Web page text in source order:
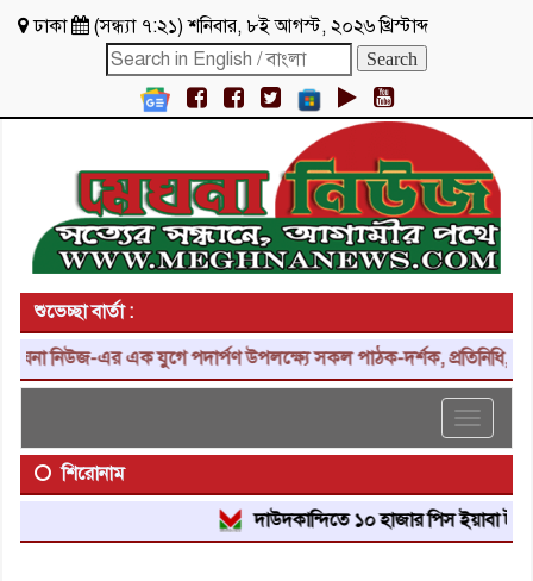
ঢাকা (সন্ধ্যা ৭:২১)শনিবার, ৮ই আগস্ট, ২০২৬ খ্রিস্টাব্দ
শুভেচ্ছা বার্তা :
নিউজ-এর এক যুগে পদার্পণ উপলক্ষ্যে সকল পাঠক-দর্শক, প্রতিনিধি,
Toggle
শিরোনাম
দাউদকান্দিতে ১০ হাজার পিস ইয়াবা